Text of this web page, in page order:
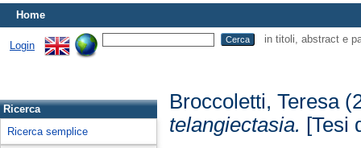
Home
Login
in titoli, abstract e
Ricerca
Ricerca semplice
Broccoletti, Teresa
telangiectasia. [Tesi